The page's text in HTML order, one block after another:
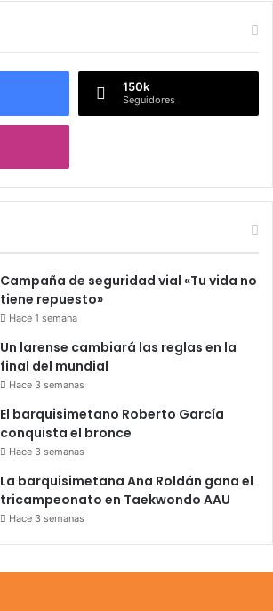
150k
Seguidores
Campaña de seguridad vial «Tu vida no
tiene repuesto»
Hace 1 semana
Un larense cambiará las reglas en la
final del mundial
Hace 3 semanas
El barquisimetano Roberto García
conquista el bronce
Hace 3 semanas
La barquisimetana Ana Roldán gana el
tricampeonato en Taekwondo AAU
Hace 3 semanas